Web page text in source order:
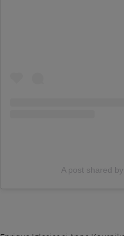
A post shared